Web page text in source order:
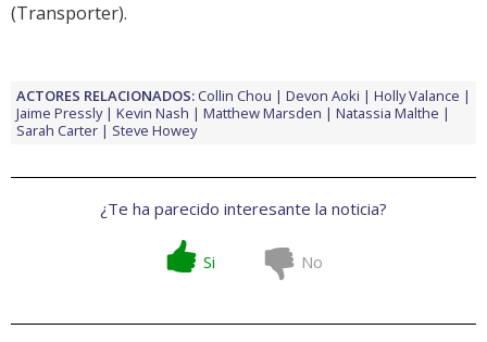
(Transporter).
ACTORES RELACIONADOS:Collin Chou Devon Aoki
Holly Valance
Jaime Pressly
Kevin Nash Matthew Marsden
Natassia Malthe
Sarah Carter
Steve Howey
¿Te ha parecido interesante la noticia?
Si No